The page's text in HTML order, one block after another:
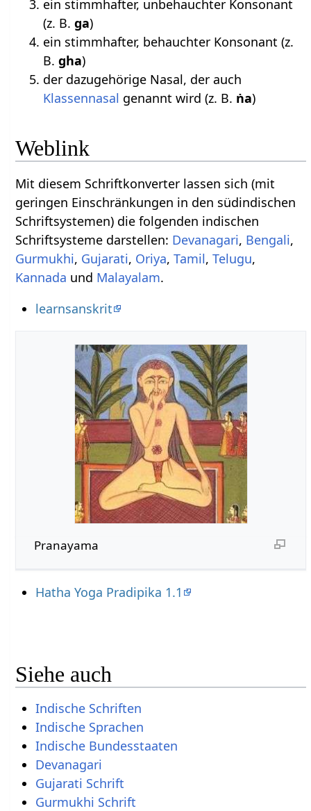
ein stimmhafter, unbehauchter Konsonant
(z. B.ga)
ein stimmhafter, behauchter Konsonant (z.
B.gha)
der dazugehörige Nasal, der auch
Klassennasal genannt wird (z. B. ṅa)
Weblink
Mit diesem Schriftkonverter lassen sich (mit
geringen Einschränkungen in den südindischen
Schriftsystemen) die folgenden indischen
Schriftsysteme darstellen: Devanagari, Bengali,
Gurmukhi, Gujarati, Oriya,Tamil,Telugu,
Kannada und Malayalam.
learnsanskrit
Pranayama
Hatha Yoga Pradipika 1.1
Siehe auch
Indische Schriften
Indische Sprachen
Indische Bundesstaaten
Devanagari
Gujarati Schrift
Gurmukhi Schrift